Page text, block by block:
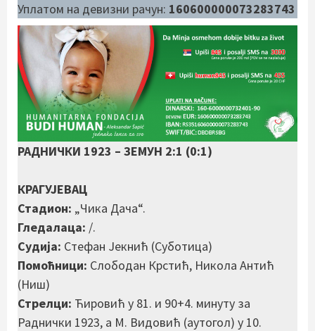
Уплатом на девизни рачун: 160600000073283743
РАДНИЧКИ 1923 – ЗЕМУН 2:1 (0:1)
КРАГУЈЕВАЦ
Стадион: „Чика Дача“.
Гледалаца: /.
Судија: Стефан Јекнић (Суботица)
Помоћници: Слободан Крстић, Никола Антић
(Ниш)
Стрелци: Ћировић у 81. и 90+4. минуту за
Раднички 1923, а М. Видовић (аутогол) у 10.